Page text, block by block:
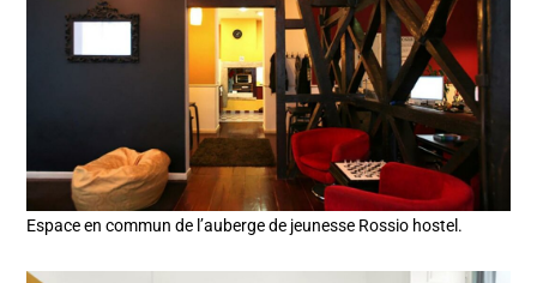
Espace en commun de l’auberge de jeunesse Rossio hostel.